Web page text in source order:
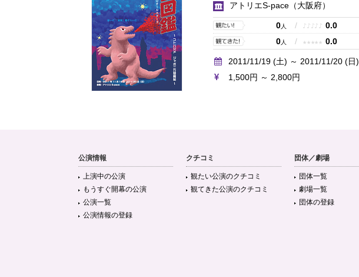
アトリエS-pace （大阪府）
0人 / ♪ ♪ ♪ ♪ ♪
0.0
0人 / ★ ★ ★ ★ ★ 0.0
2011/11/19 (土) ～ 2011/11/20 (日)
1,500円 ～ 2,800円
公演情報
上演中の公演
もうすぐ開幕の公演
公演一覧
公演情報の登録
クチコミ
観たい公演のクチコミ
観てきた公演のクチコミ
団体／劇場
団体一覧
劇場一覧
団体の登録